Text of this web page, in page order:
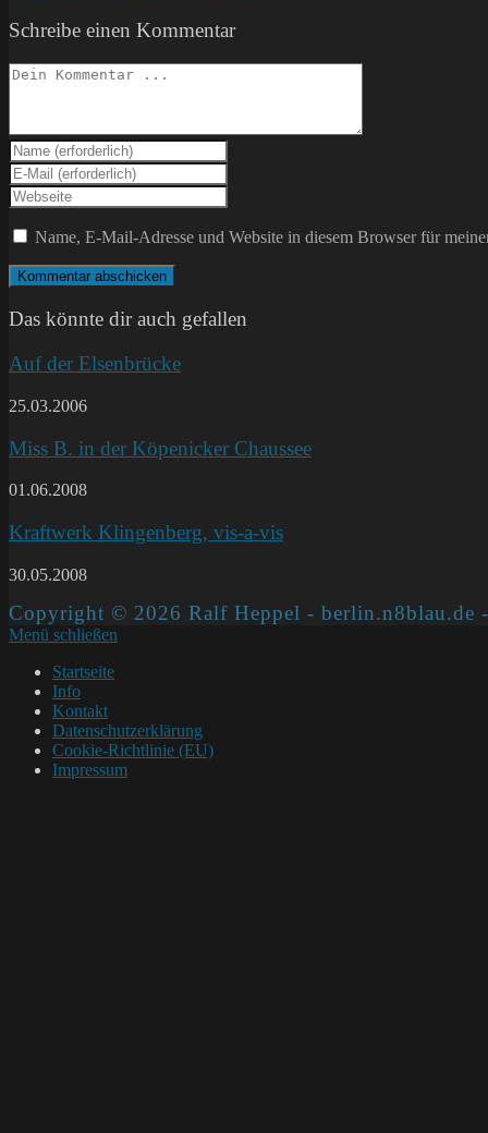
ansehen
Schreibe einen Kommentar
Kommentieren
Gib
deinen
Namen
oder
Benutzernamen
zum
Kommentieren
ein
Gib
deine
E-
Mail-
Adresse
zum
Kommentieren
ein
Gib
deine
Website-
ein
(optional)
Name, E-Mail-Adresse und Website in diesem Browser für
Das könnte dir auch gefallen
Auf der Elsenbrücke
25.03.2006
Miss B. in der Köpenicker Chaussee
01.06.2008
Kraftwerk Klingenberg, vis-a-vis
30.05.2008
Copyright © 2026 Ralf Heppel - berlin.n8blau.de
Menü schließen
Startseite
Info
Kontakt
Datenschutzerklärung
Cookie-Richtlinie (EU)
Impressum